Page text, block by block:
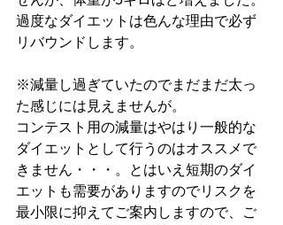
過度なダイエットは色んな理由で必ず
リバウンドします。
※減量し過ぎていたのでまだまだ太っ
た感じには見えませんが。
コンテスト用の減量はやはり一般的な
ダイエットとして行うのはオススメで
きません・・・。とはいえ短期のダイ
エットも需要がありますのでリスクを
最小限に抑えてご案内しますので、ご